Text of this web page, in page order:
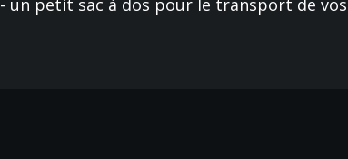
- un petit sac à dos pour le transport de